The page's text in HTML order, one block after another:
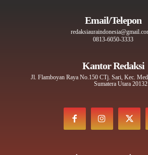
Email/Telepon
0813-6050-3333
Kantor Redaksi
Jl. Flamboyan Raya No.150 CTj. Sari, Kec.
Sumatera Utara 20132